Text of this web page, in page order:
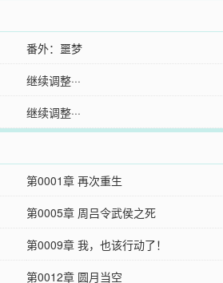
番外：噩梦
继续调整···
继续调整···
第0001章 再次重生
第0005章 周吕令武侯之死
第0009章 我，也该行动了！
第0012章 圆月当空